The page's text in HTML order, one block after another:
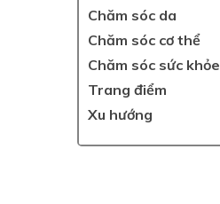
Chăm sóc da
Chăm sóc cơ thể
Chăm sóc sức khỏe
Trang điểm
Xu hướng